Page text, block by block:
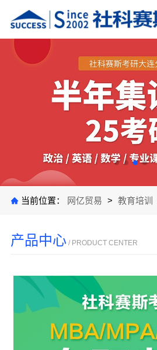
当前位置： 网亿贸易 > 教育培训
产品中心 / PRODUCT CENTER